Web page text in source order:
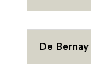
De